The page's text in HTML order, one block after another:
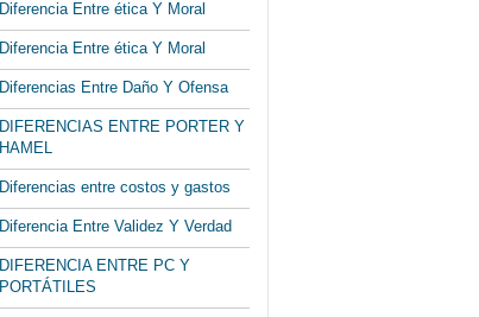
Diferencia Entre ética Y Moral
Diferencia Entre ética Y Moral
Diferencias Entre Daño Y Ofensa
DIFERENCIAS ENTRE PORTER Y
HAMEL
Diferencias entre costos y gastos
Diferencia Entre Validez Y Verdad
DIFERENCIA ENTRE PC Y
PORTÁTILES